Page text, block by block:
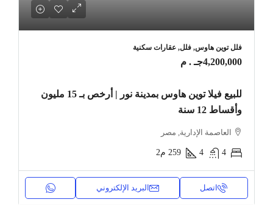
فلل توين هاوس, فلل, عقارات سكنية
4,200,000جـ . م
للبيع فيلا توين هاوس بمدينة نور | أرخص بـ 15 مليون
وأقساط 12 سنة
العاصمة الإدارية, مصر
4
4
259 م2
اتصل البريد الإلكتروني